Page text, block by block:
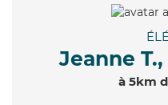
Jeanne T.,
à 5km